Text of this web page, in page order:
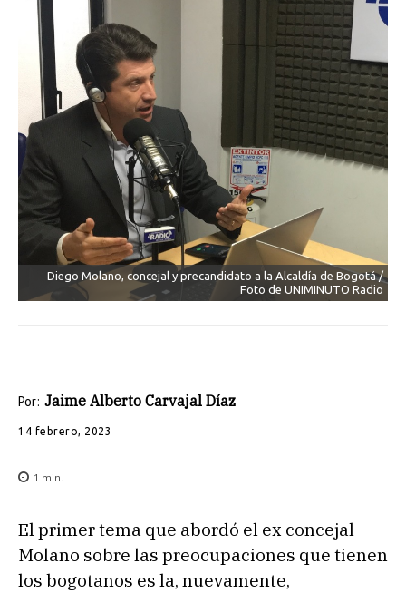
Diego Molano, concejal y precandidato a la Alcaldía de Bogotá /
Foto de UNIMINUTO Radio
Por: Jaime Alberto Carvajal Díaz
14 febrero, 2023
1 min.
El primer tema que abordó el ex concejal
Molano sobre las preocupaciones que tienen
los bogotanos es la, nuevamente,